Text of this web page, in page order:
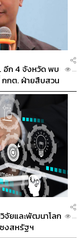
อีก 4 จังหวัด พบ
กกต. ฝ่ายสืบสวน
...
จัยและพัฒนาโลก
งสหรัฐฯ
...